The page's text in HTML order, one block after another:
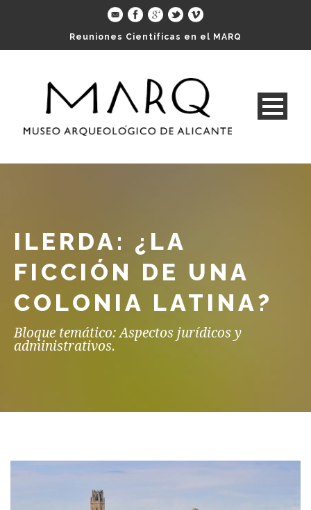
Reuniones Científicas en el MARQ
ILERDA: ¿LA
FICCIÓN DE UNA
COLONIA LATINA?
Bloque temático: Aspectos jurídicos y
administrativos.